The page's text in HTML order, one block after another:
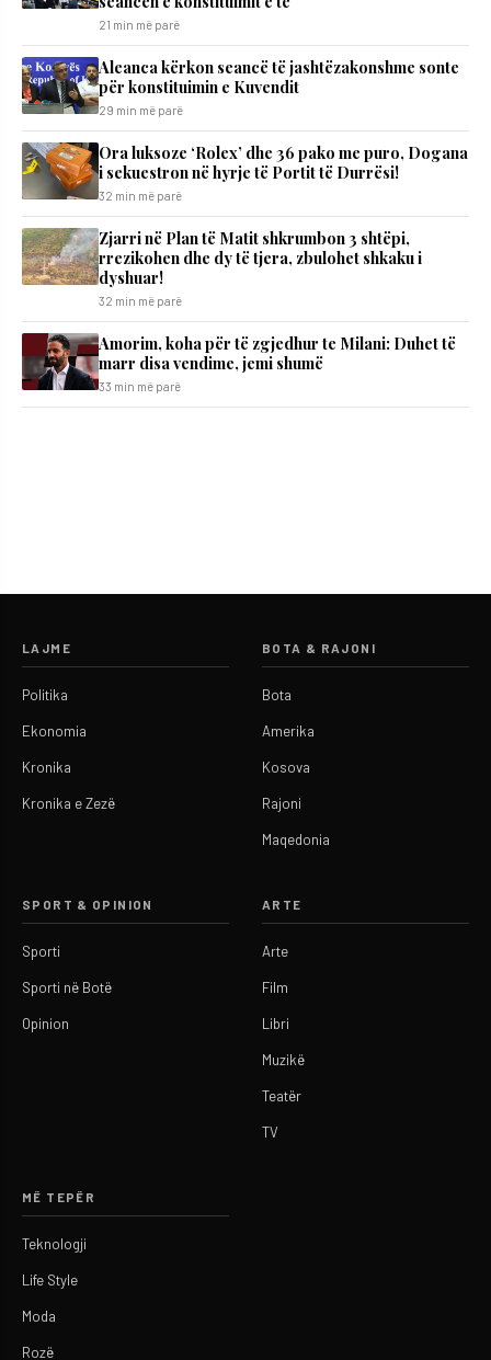
21 min më parë
Aleanca kërkon seancë të jashtëzakonshme sonte
për konstituimin e Kuvendit
29 min më parë
Ora luksoze ‘Rolex’ dhe 36 pako me puro, Dogana
i sekuestron në hyrje të Portit të Durrësi!
32 min më parë
Zjarri në Plan të Matit shkrumbon 3 shtëpi,
rrezikohen dhe dy të tjera, zbulohet shkaku i
dyshuar!
32 min më parë
Amorim, koha për të zgjedhur te Milani: Duhet të
marr disa vendime, jemi shumë
33 min më parë
LAJME
Politika
Ekonomia
Kronika
Kronika e Zezë
BOTA & RAJONI
Bota
Amerika
Kosova
Rajoni
Maqedonia
SPORT & OPINION
Sporti
Sporti në Botë
Opinion
ARTE
Arte
Film
Libri
Muzikë
Teatër
TV
MË TEPËR
Teknologji
Life Style
Moda
Rozë